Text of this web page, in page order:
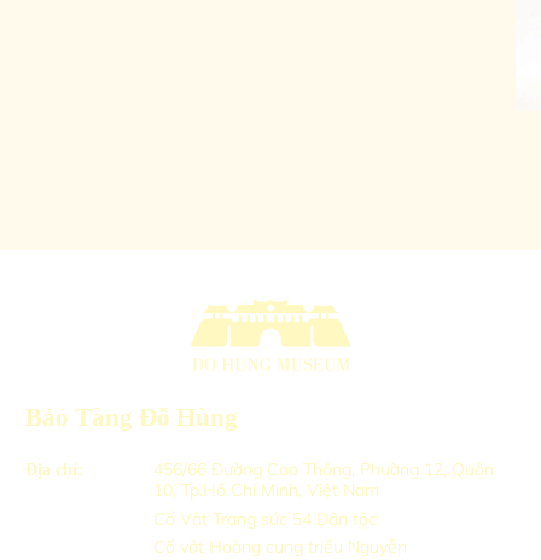
Bảo Tàng Đỗ Hùng
Địa chỉ:
456/66 Đường Cao Thắng, Phường 12, Quận
10, Tp.Hồ Chí Minh, Việt Nam
Cổ Vật Trang sức 54 Dân tộc
Cổ vật Hoàng cung triều Nguyễn